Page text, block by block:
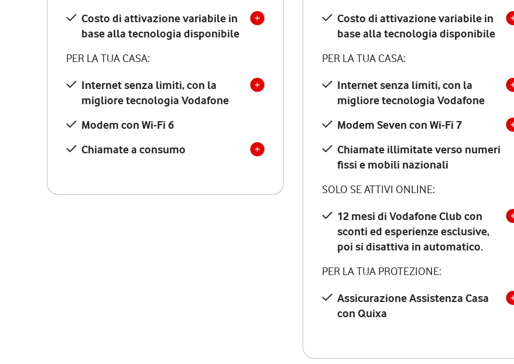
Costo di attivazione variabile in
base alla tecnologia disponibile
PER LA TUA CASA:
Internet senza limiti, con la
migliore tecnologia Vodafone
Modem con Wi-Fi 6
Chiamate a consumo
Costo di attivazione variabile in
base alla tecnologia disponibile
PER LA TUA CASA:
Internet senza limiti, con la
migliore tecnologia Vodafone
Modem Seven con Wi-Fi 7
Chiamate illimitate verso numeri
fissi e mobili nazionali
SOLO SE ATTIVI ONLINE:
12 mesi di Vodafone Club con
sconti ed esperienze esclusive,
poi si disattiva in automatico.
PER LA TUA PROTEZIONE:
Assicurazione Assistenza Casa
con Quixa